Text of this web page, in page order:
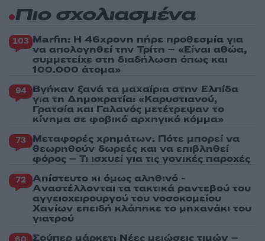
Πιο σχολιασμένα
103 Marfin: Η 46χρονη πήρε προθεσμία για
να απολογηθεί την Τρίτη – «Είναι αθώα,
συμμετείχε στη διαδήλωση όπως και
100.000 άτομα»
94 Βγήκαν ξανά τα μαχαίρια στην Ελπίδα
για τη Δημοκρατία: «Καρυστιανού,
Γρατσία και Γαλανός μετέτρεψαν το
κίνημα σε φοβικό αρχηγικό κόμμα»
73 Μεταφορές χρημάτων: Πότε μπορεί να
θεωρηθούν δωρεές και να επιβληθεί
φόρος – Τι ισχυεί για τις γονικές παροχές
72 Απίστευτο κι όμως αληθινό -
Aναστέλλονται τα τακτικά ραντεβού του
αγγειοχειρουργού του νοσοκομείου
Χανίων επειδή κλάπηκε το μηχανάκι του
γιατρού
Σούπερ μάρκετ: Νέες μειώσεις τιμών –